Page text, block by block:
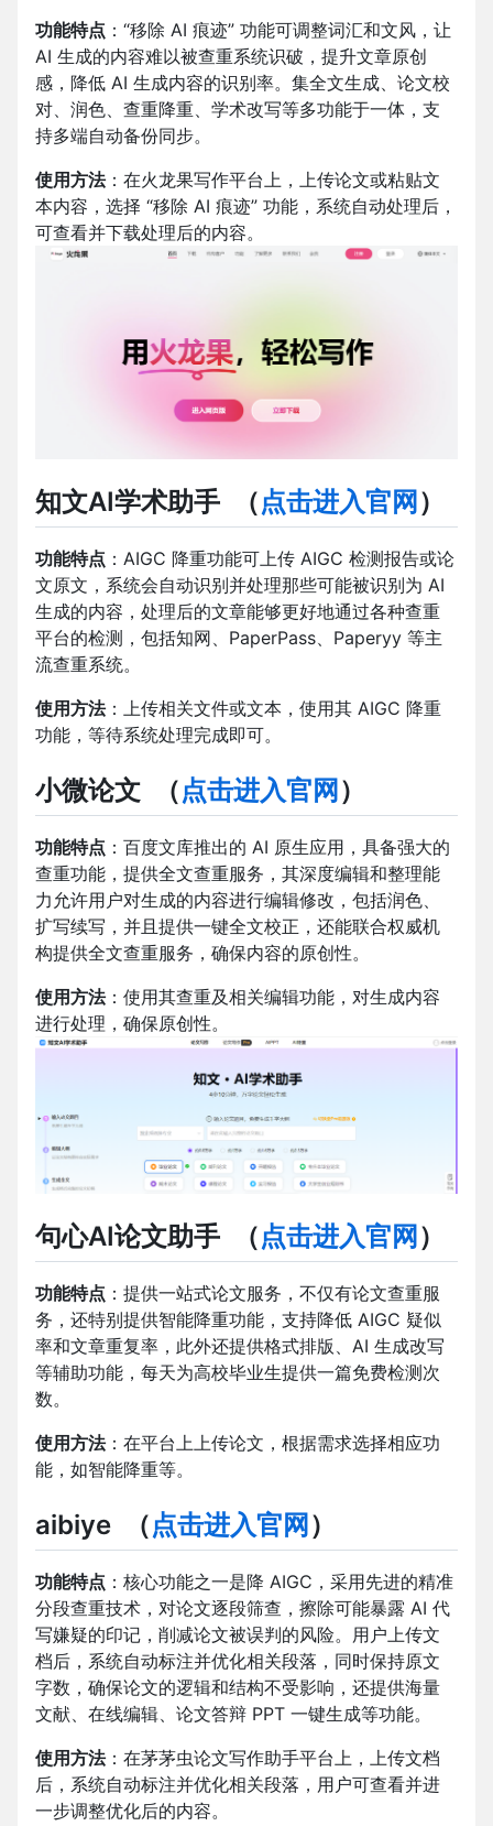
功能特点 ：“移除 AI 痕迹” 功能可调整词汇和文风，让
AI 生成的内容难以被查重系统识破，提升文章原创
感，降低 AI 生成内容的识别率。集全文生成、论文校
对、润色、查重降重、学术改写等多功能于一体，支
持多端自动备份同步。
使用方法：在火龙果写作平台上，上传论文或粘贴文
本内容，选择 “移除 AI 痕迹” 功能，系统自动处理后，
可查看并下载处理后的内容。
知文AI学术助手 （点击进入官网 ）
功能特点 ：AIGC 降重功能可上传 AIGC 检测报告或论
文原文，系统会自动识别并处理那些可能被识别为 AI
生成的内容，处理后的文章能够更好地通过各种查重
平台的检测，包括知网、PaperPass、Paperyy 等主
流查重系统。
使用方法：上传相关文件或文本，使用其 AIGC 降重
功能，等待系统处理完成即可。
小微论文 （点击进入官网 ）
功能特点 ：百度文库推出的 AI 原生应用，具备强大的
查重功能，提供全文查重服务，其深度编辑和整理能
力允许用户对生成的内容进行编辑修改，包括润色、
扩写续写，并且提供一键全文校正，还能联合权威机
构提供全文查重服务，确保内容的原创性。
使用方法：使用其查重及相关编辑功能，对生成内容
进行处理，确保原创性。
句心AI论文助手 （点击进入官网 ）
功能特点 ：提供一站式论文服务，不仅有论文查重服
务，还特别提供智能降重功能，支持降低 AIGC 疑似
率和文章重复率，此外还提供格式排版、AI 生成改写
等辅助功能，每天为高校毕业生提供一篇免费检测次
数。
使用方法：在平台上上传论文，根据需求选择相应功
能，如智能降重等。
aibiye （点击进入官网 ）
功能特点 ：核心功能之一是降 AIGC，采用先进的精准
分段查重技术，对论文逐段筛查，擦除可能暴露 AI 代
写嫌疑的印记，削减论文被误判的风险。用户上传文
档后，系统自动标注并优化相关段落，同时保持原文
字数，确保论文的逻辑和结构不受影响，还提供海量
文献、在线编辑、论文答辩 PPT 一键生成等功能。
使用方法：在茅茅虫论文写作助手平台上，上传文档
后，系统自动标注并优化相关段落，用户可查看并进
一步调整优化后的内容。